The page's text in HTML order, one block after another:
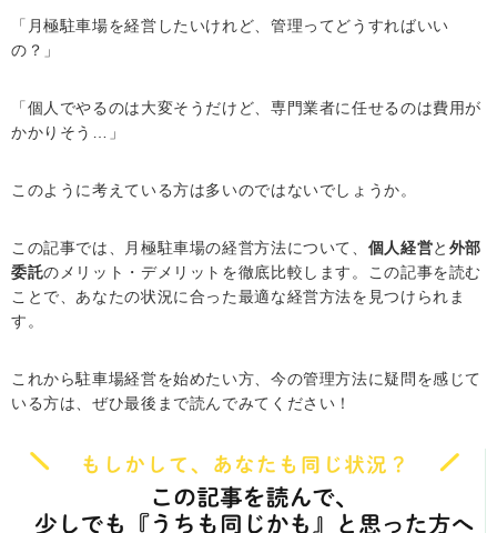
「月極駐車場を経営したいけれど、管理ってどうすればいい
の？」
「個人でやるのは大変そうだけど、専門業者に任せるのは費用が
かかりそう…」
このように考えている方は多いのではないでしょうか。
この記事では、月極駐車場の経営方法について、 個人経営と 外部
委託のメリット・デメリットを徹底比較します。この記事を読む
ことで、あなたの状況に合った最適な経営方法を見つけられま
す。
これから駐車場経営を始めたい方、今の管理方法に疑問を感じて
いる方は、ぜひ最後まで読んでみてください！